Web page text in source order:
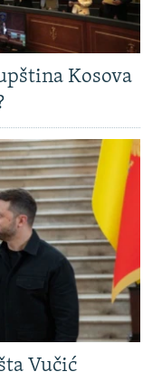
Kosova
Vučić